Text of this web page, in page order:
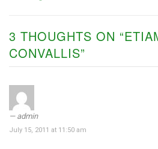
3 THOUGHTS ON
CONVALLIS”
admin
July 15, 2011 at 11:50 am